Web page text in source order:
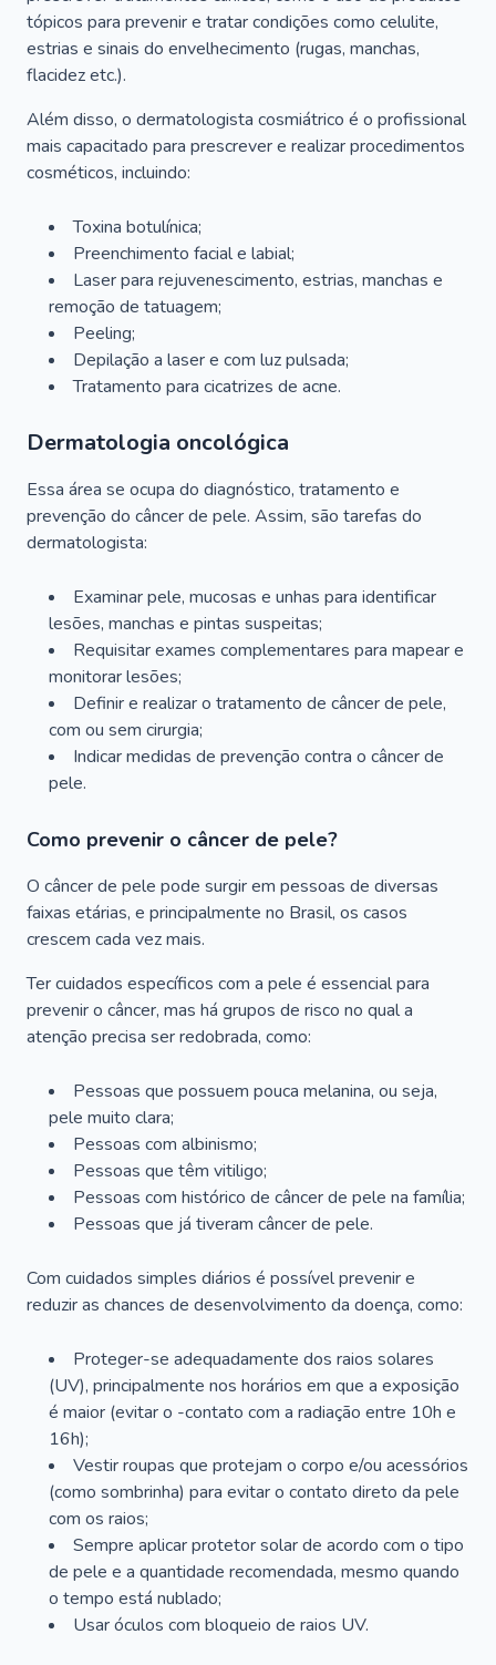
tópicos para prevenir e tratar condições como celulite,
estrias e sinais do envelhecimento (rugas, manchas,
flacidez etc.).
Além disso, o dermatologista cosmiátrico é o profissional
mais capacitado para prescrever e realizar procedimentos
cosméticos, incluindo:
Toxina botulínica;
Preenchimento facial e labial;
Laser para rejuvenescimento, estrias, manchas e
remoção de tatuagem;
Peeling;
Depilação a laser e com luz pulsada;
Tratamento para cicatrizes de acne.
Dermatologia oncológica
Essa área se ocupa do diagnóstico, tratamento e
prevenção do câncer de pele. Assim, são tarefas do
dermatologista:
Examinar pele, mucosas e unhas para identificar
lesões, manchas e pintas suspeitas;
Requisitar exames complementares para mapear e
monitorar lesões;
Definir e realizar o tratamento de câncer de pele,
com ou sem cirurgia;
Indicar medidas de prevenção contra o câncer de
pele.
Como prevenir o câncer de pele?
O câncer de pele pode surgir em pessoas de diversas
faixas etárias, e principalmente no Brasil, os casos
crescem cada vez mais.
Ter cuidados específicos com a pele é essencial para
prevenir o câncer, mas há grupos de risco no qual a
atenção precisa ser redobrada, como:
Pessoas que possuem pouca melanina, ou seja,
pele muito clara;
Pessoas com albinismo;
Pessoas que têm vitiligo;
Pessoas com histórico de câncer de pele na família;
Pessoas que já tiveram câncer de pele.
Com cuidados simples diários é possível prevenir e
reduzir as chances de desenvolvimento da doença, como:
Proteger-se adequadamente dos raios solares
(UV), principalmente nos horários em que a exposição
é maior (evitar o -contato com a radiação entre 10h e
16h);
Vestir roupas que protejam o corpo e/ou acessórios
(como sombrinha) para evitar o contato direto da pele
com os raios;
Sempre aplicar protetor solar de acordo com o tipo
de pele e a quantidade recomendada, mesmo quando
o tempo está nublado;
Usar óculos com bloqueio de raios UV.